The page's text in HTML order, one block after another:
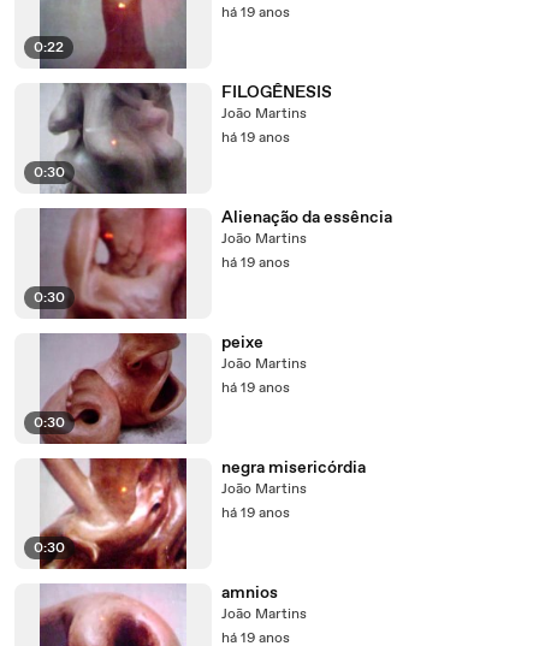
0:22
há 19 anos
0:30
FILOGÊNESIS
João Martins
há 19 anos
0:30
Alienação da essência
João Martins
há 19 anos
0:30
peixe
João Martins
há 19 anos
0:30
negra misericórdia
João Martins
há 19 anos
amnios
João Martins
há 19 anos